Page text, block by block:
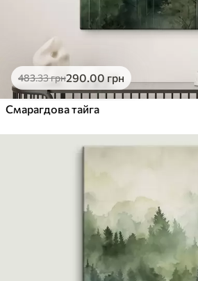
483.33грн290.00 грн
Смарагдова тайга